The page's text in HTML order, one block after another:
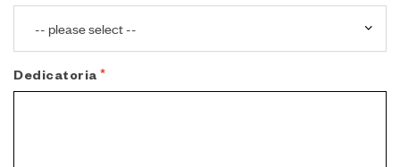
Dedicatoria